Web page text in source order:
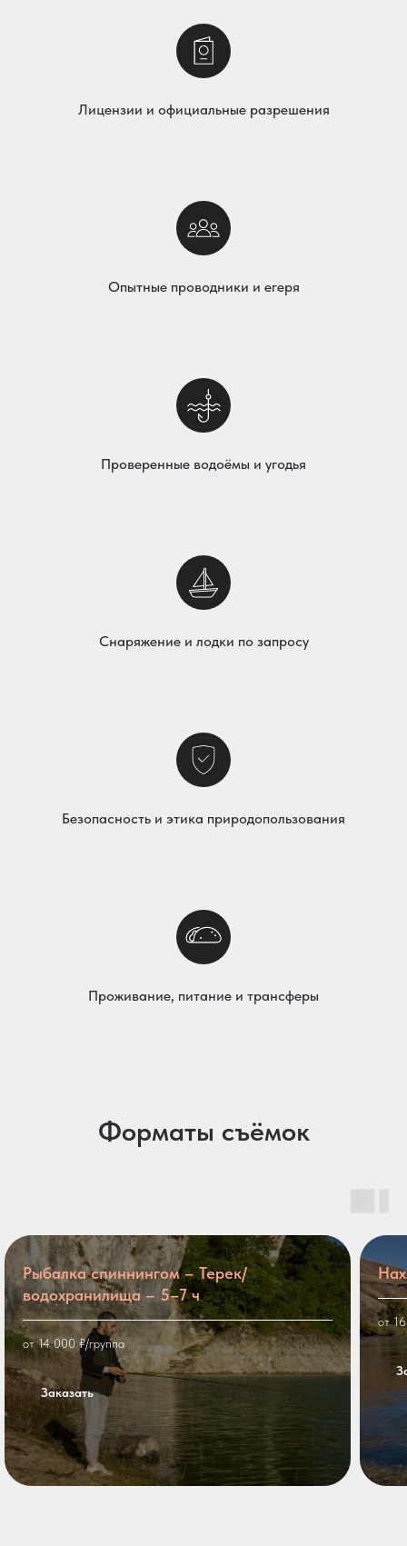
Лицензии и официальные разрешения
Опытные проводники и егеря
Проверенные водоёмы и угодья
Снаряжение и лодки по запросу
Безопасность и этика природопользования
Проживание, питание и трансферы
Форматы съёмок
Рыбалка спиннингом – Терек/
водохранилища – 5–7 ч
от 14 000 ₽/группа
Заказать
от